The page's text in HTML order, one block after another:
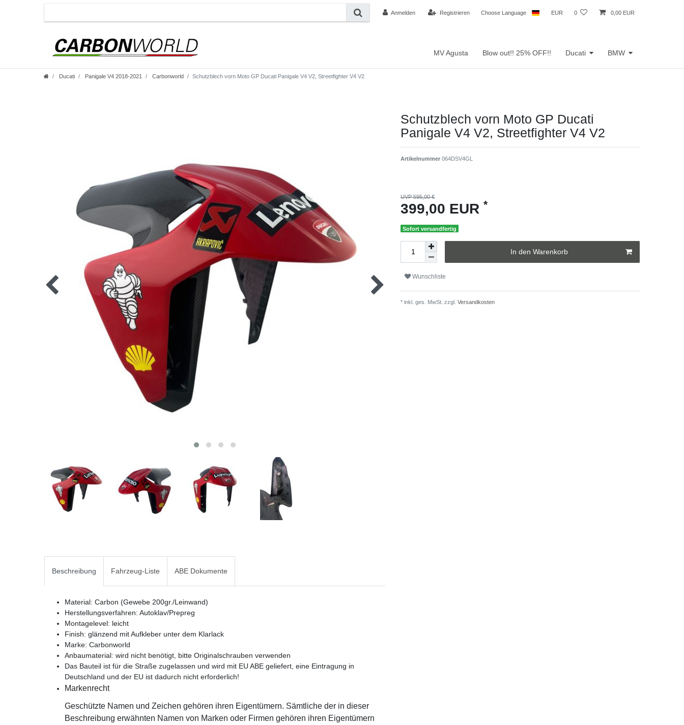
Anmelden Registrieren Choose Language EUR 0 0,00 EUR
MV Agusta Blow out!! 25% OFF!! Ducati BMW
Ducati Panigale V4 2018-2021 Carbonworld Schutzblech vorn Moto GP Ducati Panigale V4 V2, Streetfighter V4 V2
Schutzblech vorn Moto GP Ducati
Panigale V4 V2, Streetfighter V4 V2
Artikelnummer 064DSV4GL
UVP 595,00 €
399,00 EUR *
Sofort versandfertig
In den Warenkorb
Wunschliste
* inkl. ges. MwSt. zzgl. Versandkosten
Beschreibung Fahrzeug-Liste ABE Dokumente
Material: Carbon (Gewebe 200gr./Leinwand)
Herstellungsverfahren: Autoklav/Prepreg
Montagelevel: leicht
Finish: glänzend mit Aufkleber unter dem Klarlack
Marke: Carbonworld
Anbaumaterial: wird nicht benötigt, bitte Originalschrauben verwenden
Das Bauteil ist für die Straße zugelassen und wird mit EU ABE geliefert, eine Eintragung in
Deutschland und der EU ist dadurch nicht erforderlich!
Markenrecht
Geschützte Namen und Zeichen gehören ihren Eigentümern. Sämtliche der in dieser
Beschreibung erwähnten Namen von Marken oder Firmen gehören ihren Eigentümern